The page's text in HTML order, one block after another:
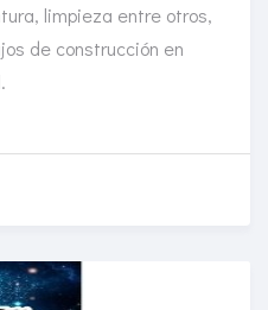
limpieza entre otros,
de construcción en